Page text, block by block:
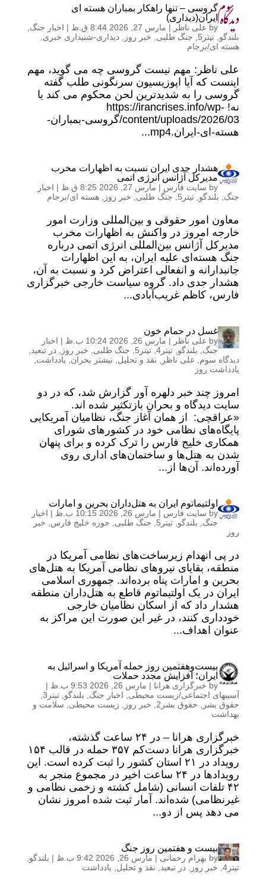
گروسی – تنها راهکار بمباران هسته ای
ایران(دیداری)
by علی ناظر | مارس 27, 2026 8:44 ق.ظ | اخبار جنگ
بلندگو تیتر5 جنگ طلبی خبر روز دیداری-شنیداری خبری
هسته ای/برجام
علی ناظر: مهم نیست گروسی چه می گوید، مهم
اینست که آیا اپوزیسیون سرنگونی طلب گفته
گروسی را به شدیدترین لحن محکوم می کند یا
نه! https://irancrises.info/wp-
content/uploads/2026/03/گروسی-بمباران-
هسته-ای-ایران.mp4...
هشدار جدی ایران نسبت به اظهارات مخرب
مدیرکل آژانس انرژی اتمی
by سایت فارس | مارس 27, 2026 8:25 ق.ظ | اخبار
جنگ
بلندگو تیتر5 جنگ طلبی خبر روز هسته ای/برجام
معاون امور حقوقی و بین‌المللی وزارت امور
خارجه امروز در واکنش به اظهارات مخرب
مدیرکل آژانس بین‌المللی انرژی اتمی درباره
جنگ هسته‌ای علیه ایران، به این اظهارات
جانبدارانه و انفعالی اعتراض کرد و نسبت به آن،
هشدار جدی داد‌. گروه سیاست خارجی خبرگزاری
فارس، کاظم غریب‌آبادی...
غسل در حمام خون
by علی ناظر | مارس 26, 2026 10:24 ب.ظ | اخبار
جنگ
بلندگو تیتر4 , تیتر5 جنگ طلبی خبر روز در تبعید
دیدگاه سوم
علی ناظر نقد و تحلیل نیشتر بحران یادداشت
یادداشت روز
امروز چند خبر دلهره آور گزارش شد، که در دو
سایت دیدگاه و بحران بازتکثیر شده اند.
«عراقچی: از همان آغاز جنگ، نظامیان آمریکایی
پایگاه‌های نظامی خود در کشورهای شورای
همکاری خلیج فارس را ترک کرده و برای پنهان
شدن به هتل‌ها و ساختمان‌های اداری روی
آورده‌اند. آن‌ها از...
اولتیماتوم ایران به هتل‌داران بحرین و امارات
by سایت فارس | مارس 26, 2026 10:15 ب.ظ | اخبار
جنگ
بلندگو تیتر5 جنگ طلبی حوزه خلیج فارس
خبر
روز
در پی انهدام زیرساخت‌های نظامی آمریکا در
منطقه، بقایای نیروهای نظامی آمریکا به هتل‌های
بحرین و امارات پناه برده‌اند. جمهوری اسلامی
ایران در یک اولتیماتوم قاطع به هتل‌داران منطقه
هشدار داد که از اسکان نظامیان خارجی
خودداری کنند، در غیر این صورت این مراکز به
عنوان اهداف...
بیست‌و‌هفتمین روز حمله آمریکا و اسرائیل به
ایران؛ افزایش مجدد حملات
by خبرگزاری هرانا | مارس 26, 2026 9:53 ب.ظ
|
آسیبهای اجتماعی/زیست محیطی
اخبار جنگ بلندگو تیتر3
,
حقوق بشر
حقوق بشر2 خبر روز زیست محیطی
سلامت و
بهداشت
خبرگزاری هرانا – در ۲۴ ساعت گذشته،
خبرگزاری هرانا دست‌کم ۳۵۷ حمله در قالب ۱۵۴
رویداد در ۲۱ استان کشور را ثبت کرده است. این
رویدادها در ۲۴ ساعت اخیر در مجموع منجر به
۴۲ تلفات انسانی (شامل کشته و زخمی نظامی و
غیرنظامی) شده‌اند. آمار ثبت شده امروز نشان
می دهد پس از دو...
بیست و هفتمین روز جنگ
by بهرام رحمانی | مارس 26, 2026 9:42 ب.ظ | بلندگو
تیتر4
, خبر روز در تبعید نقد و تحلیل یادداشت